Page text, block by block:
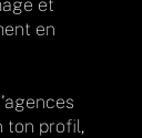
et
en
ton profil,